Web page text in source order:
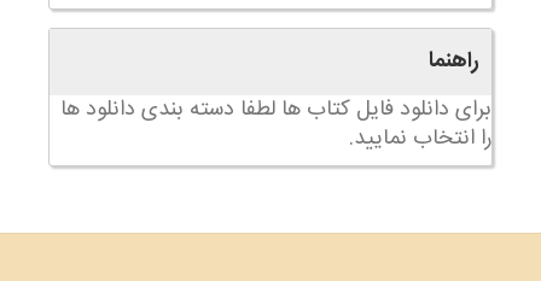
راهنما
برای دانلود فایل کتاب ها لطفا دسته بندی دانلود ها
را انتخاب نمایید.